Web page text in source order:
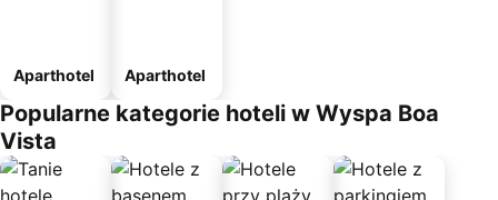
Aparthotel Aparthotel
Popularne kategorie hoteli w Wyspa Boa
Vista